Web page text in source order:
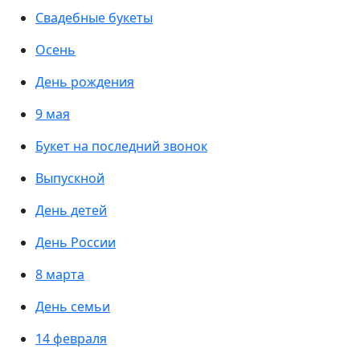
Свадебные букеты
Осень
День рождения
9 мая
Букет на последний звонок
Выпускной
День детей
День России
8 марта
День семьи
14 февраля